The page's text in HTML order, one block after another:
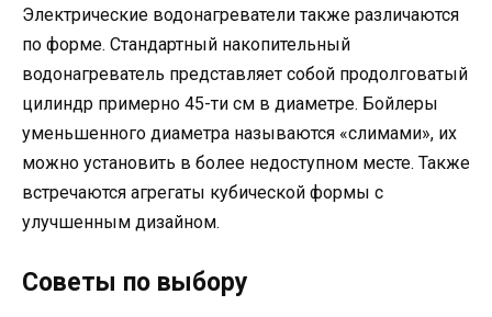
Электрические водонагреватели также различаются
по форме. Стандартный накопительный
водонагреватель представляет собой продолговатый
цилиндр примерно 45-ти см в диаметре. Бойлеры
уменьшенного диаметра называются «слимами», их
можно установить в более недоступном месте. Также
встречаются агрегаты кубической формы с
улучшенным дизайном.
Советы по выбору